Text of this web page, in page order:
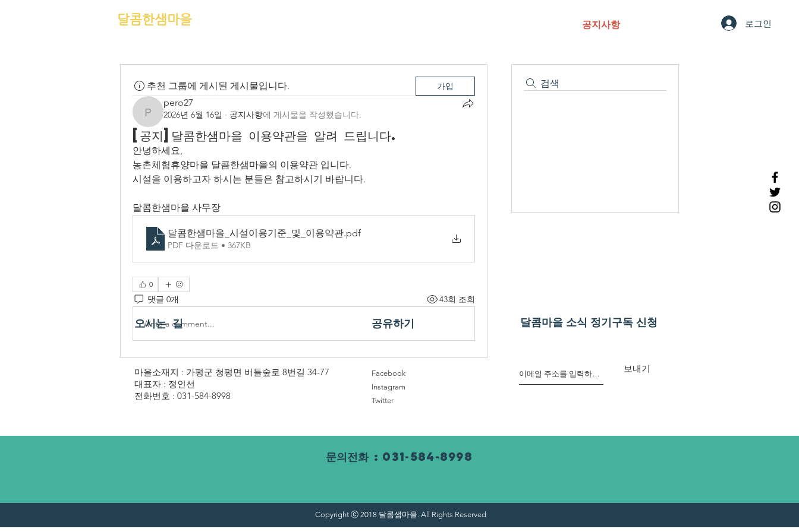
달콤한샘마을
Home 공지사항 로그인
검색
추천 그룹에 게시된 게시물입니다. 가입
pero27
pero27
2026년 6월 16일 · 공지사항에 게시물을 작성했습니다.
[공지]달콤한샘마을 이용약관을 알려 드립니다.
안녕하세요,
농촌체험휴양마을 달콤한샘마을의 이용약관 입니다.
시설을 이용하고자 하시는 분들은 참고하시기 바랍니다.
달콤한샘마을 사무장
달콤한샘마을_시설이용기준_및_이용약관.pdf
PDF 다운로드 • 367KB
0
댓글 0개 43회 조회
Write a comment...
오시는 길
마을소재지 : 가평군 청평면 버들숲로 8번길 34-77
대표자 : 정인선
전화번호 : 031-584-8998
달콤마을 소식 정기구독 신청
보내기
공유하기
Facebook
Instagram
Twitter
문의전화 : 031-584-8998
Copyright ⓒ 2018 달콤샘마을. All Rights Reserved